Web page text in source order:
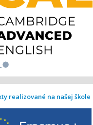
realizované na našej škole